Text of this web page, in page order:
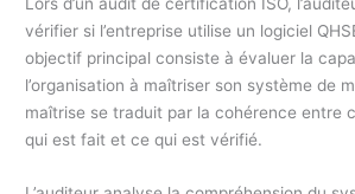
vérifier si l’entreprise utilise un logiciel
objectif principal consiste à évaluer la
l’organisation à maîtriser son système de
maîtrise se traduit par la cohérence entre
qui est fait et ce qui est vérifié.